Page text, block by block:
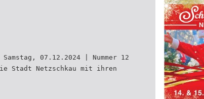
07.12.2024 | Nummer 12
Stadt Netzschkau mit ihren